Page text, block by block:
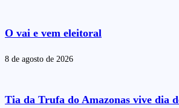
O vai e vem eleitoral
8 de agosto de 2026
Tia da Trufa do Amazonas vive dia